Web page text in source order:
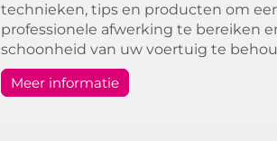
technieken, tips en producten om
professionele afwerking te bereiken
schoonheid van uw voertuig te
Meer informatie